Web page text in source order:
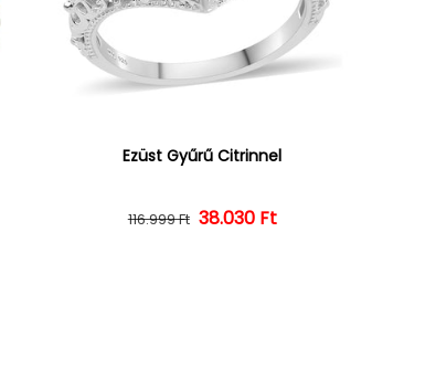
Ezüst Gyűrű Citrinnel
Normál ár
116.999 Ft Kedvezményes ár
38.030 Ft